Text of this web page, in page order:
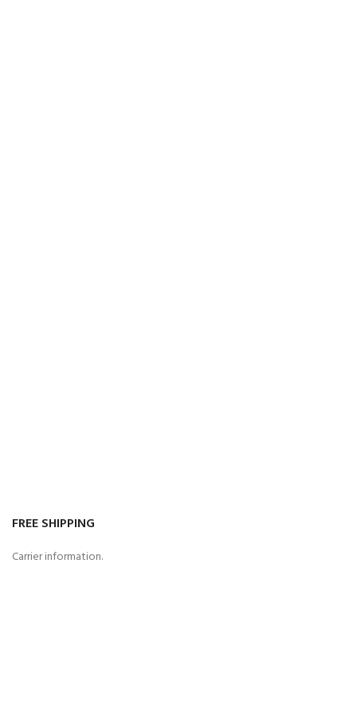
FREE SHIPPING
Carrier information.